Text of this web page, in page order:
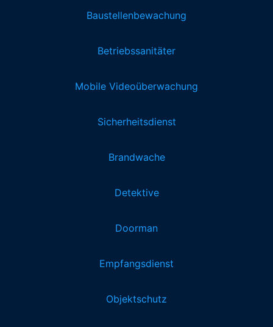
Baustellenbewachung
Betriebssanitäter
Mobile Videoüberwachung
Sicherheitsdienst
Brandwache
Detektive
Doorman
Empfangsdienst
Objektschutz